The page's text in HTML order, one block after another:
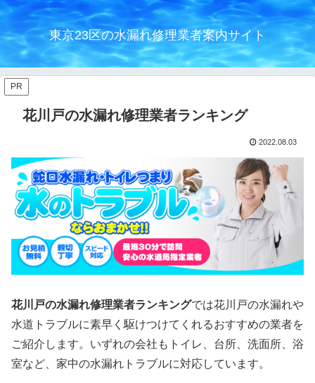
東京23区の水漏れ修理業者案内サイト
PR
花川戸の水漏れ修理業者ランキング
2022.08.03
花川戸の水漏れ修理業者ランキングでは花川戸の水漏れや
水道トラブルに素早く駆けつけてくれるおすすめの業者を
ご紹介します。いずれの会社もトイレ、台所、洗面所、浴
室など、家中の水漏れトラブルに対応しています。